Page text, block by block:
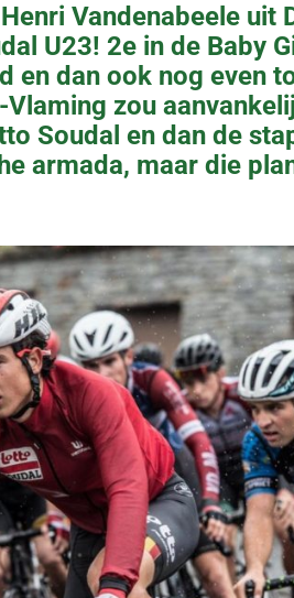
Vandenabeele uit
U23! 2e in de Baby
en dan ook nog even
zou
Soudal en dan de
armada, maar die